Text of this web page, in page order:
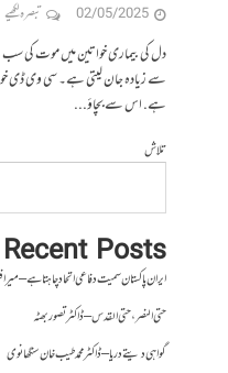
02/05/2025 تبصرہ لکھیے
دل کی بیماری خواتین میں موت کی
سے زیادہ جان لیتی ہے۔ سی وی ڈی
ہے. اس سے بچاؤ...
تلاش
Recent Posts
ایران پاکستان سمیت دفاعی اتحاد چاہتا ہے – میر
حتی النصر ، حتی القدس – ڈاکٹر تصور بھٹہ
گواہی دیتے دریا – ڈاکٹر محمد طیب خان سنگھانوی